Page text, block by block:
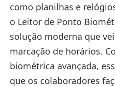
como planilhas e
o Leitor de Ponto
solução moderna que
marcação de horários.
biométrica avançada,
que os colaboradores